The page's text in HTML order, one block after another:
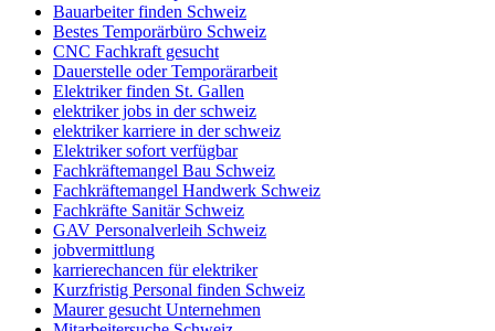
Bauarbeiter finden Schweiz
Bestes Temporärbüro Schweiz
CNC Fachkraft gesucht
Dauerstelle oder Temporärarbeit
Elektriker finden St. Gallen
elektriker jobs in der schweiz
elektriker karriere in der schweiz
Elektriker sofort verfügbar
Fachkräftemangel Bau Schweiz
Fachkräftemangel Handwerk Schweiz
Fachkräfte Sanitär Schweiz
GAV Personalverleih Schweiz
jobvermittlung
karrierechancen für elektriker
Kurzfristig Personal finden Schweiz
Maurer gesucht Unternehmen